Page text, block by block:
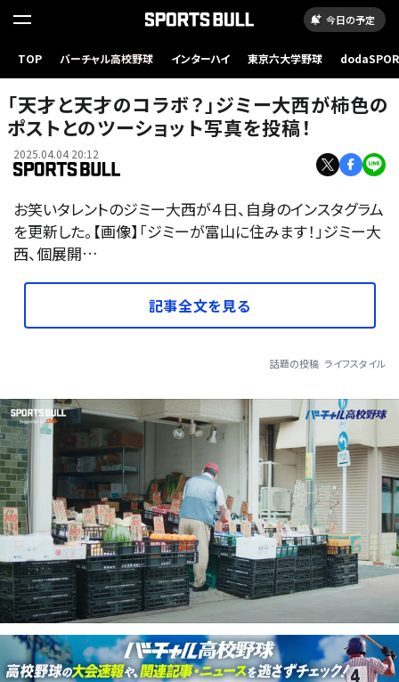
今日の予定
TOP バーチャル高校野球 インターハイ 東京六大学野球
「天才と天才のコラボ？」ジミー大西が柿色の
ポストとのツーショット写真を投稿！
2025.04.04 20:12
お笑いタレントのジミー大西が４日、自身のインスタグラム
を更新した。【画像】「ジミーが富山に住みます！」ジミー大
西、個展開…
記事全文を見る
話題の投稿 ライフスタイル